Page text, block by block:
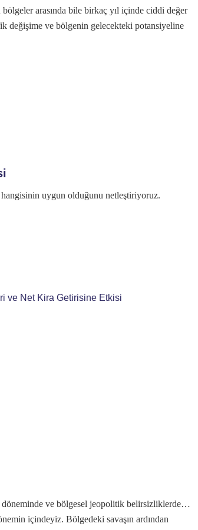
arasında bile birkaç yıl içinde ciddi değer
değişime ve bölgenin gelecekteki potansiyeline
hangisinin uygun olduğunu netleştiriyoruz.
döneminde ve bölgesel jeopolitik belirsizliklerde…
içindeyiz. Bölgedeki savaşın ardından